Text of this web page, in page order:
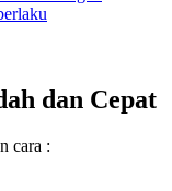
dan Cepat
cara :